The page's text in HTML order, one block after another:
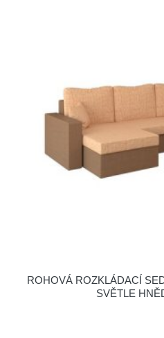
ROHOVÁ ROZKLÁDACÍ
SVĚTLE